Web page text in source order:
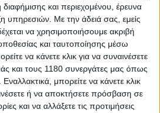
και περιεχομένου, έρευνα
υπηρεσιών. Με την άδειά σας, εμείς
να χρησιμοποιήσουμε ακριβή
και ταυτοποίησης μέσω
να κάνετε κλικ για να συναινέσετε
και τους 1180 συνεργάτες μας όπως
μπορείτε να κάνετε κλικ
ή να αποκτήσετε πρόσβαση σε
και να αλλάξετε τις προτιμήσεις